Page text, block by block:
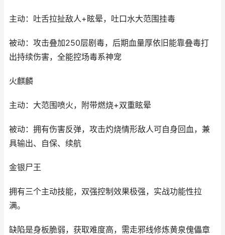
主动：吐舌拉扯敌人+眩晕，吐口水大范围挂毒
被动：攻击叠加250层剧毒，后期血量厚依旧能靠叠毒打
出持续伤害，全能控场毒系神宠
火麒麟
主动：大范围喷火，附带燃烧+双重眩晕
被动：拥有伤害反弹，攻击灼烧情形敌人可自身回血，兼
具输出、自保、续航
金银尸王
拥有三个主动技能，双强控制效果极强，实战功能性拉
满。
缺陷是身板脆弱，获取难度高，需走邪线修炼黄泉傀儡章